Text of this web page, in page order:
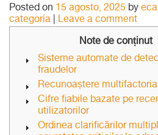
Posted on 15 agosto, 2025 by
categoría
Leave a comment
Note de conținut
Sisteme automate de
fraudelor
Recunoaștere
Cifre fiabile bazate pe
utilizatorilor
Ordinea clarificărilor